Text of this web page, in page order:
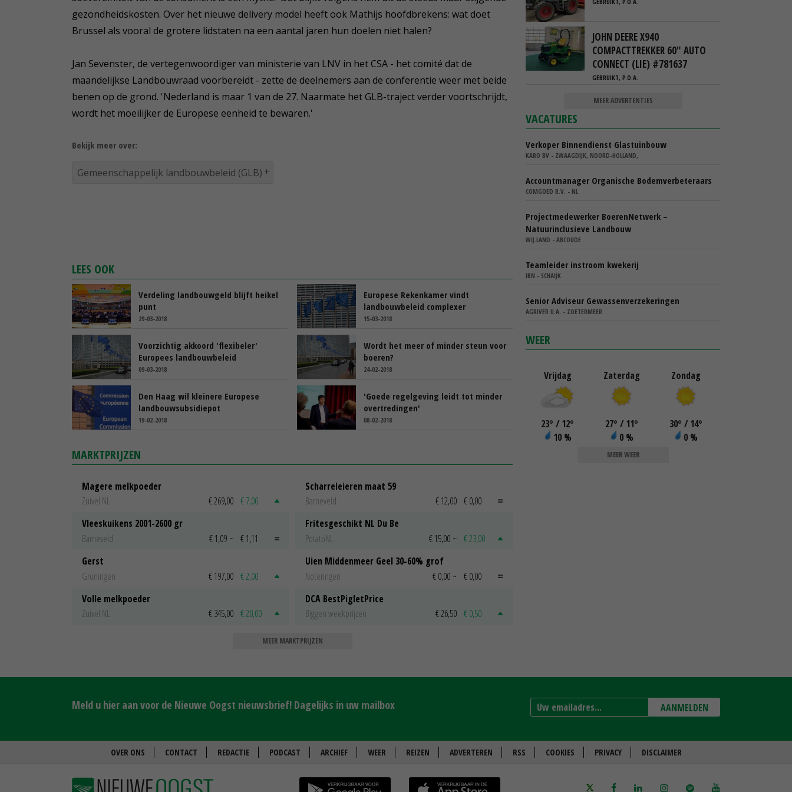
gezondheidskosten. Over het nieuwe delivery model heeft ook Mathijs hoofdbrekens: wat doet
Brussel als vooral de grotere lidstaten na een aantal jaren hun doelen niet halen?
Jan Sevenster, de vertegenwoordiger van ministerie van LNV in het CSA - het comité dat de
maandelijkse Landbouwraad voorbereidt - zette de deelnemers aan de conferentie weer met beide
benen op de grond. 'Nederland is maar 1 van de 27. Naarmate het GLB-traject verder voortschrijdt,
wordt het moeilijker de Europese eenheid te bewaren.'
Bekijk meer over:
Gemeenschappelijk landbouwbeleid (GLB)
LEES OOK
Verdeling landbouwgeld blijft heikel
punt
29-03-2018
Europese Rekenkamer vindt
landbouwbeleid complexer
15-03-2018
Voorzichtig akkoord 'flexibeler'
Europees landbouwbeleid
09-03-2018
Wordt het meer of minder steun voor
boeren?
24-02-2018
Den Haag wil kleinere Europese
landbouwsubsidiepot
19-02-2018
'Goede regelgeving leidt tot minder
overtredingen'
08-02-2018
MARKTPRIJZEN
Magere melkpoeder
Zuivel NL
€ 269,00 € 7,00
Vleeskuikens 2001-2600 gr
Barneveld
€ 1,09 ~ € 1,11
Gerst
Groningen
€ 197,00 € 2,00
Volle melkpoeder
Zuivel NL
€ 345,00 € 20,00
Scharreleieren maat 59
Barneveld
€ 12,00 € 0,00
Fritesgeschikt NL Du Be
PotatoNL
€ 15,00 ~ € 23,00
Uien Middenmeer Geel 30-60% grof
Noteringen
€ 0,00 ~ € 0,00
DCA BestPigletPrice
Biggen weekprijzen
€ 26,50 € 0,50
MEER MARKTPRIJZEN
JOHN DEERE X940
COMPACTTREKKER 60" AUTO
CONNECT (LIE) #781637
GEBRUIKT, P.O.A.
MEER ADVERTENTIES
VACATURES
Verkoper Binnendienst Glastuinbouw
KARO BV - ZWAAGDIJK, NOORD-HOLLAND,
Accountmanager Organische Bodemverbeteraars
COMGOED B.V. - NL
Projectmedewerker BoerenNetwerk –
Natuurinclusieve Landbouw
WIJ.LAND - ABCOUDE
Teamleider instroom kwekerij
IBN - SCHAIJK
Senior Adviseur Gewassenverzekeringen
AGRIVER U.A. - ZOETERMEER
WEER
Vrijdag
23° / 12°
10 %
Zaterdag
27° / 11°
0 %
Zondag
30° / 14°
0 %
MEER WEER
Meld u hier aan voor de Nieuwe Oogst nieuwsbrief! Dagelijks in uw mailbox AANMELDEN
OVER ONS CONTACT REDACTIE PODCAST ARCHIEF WEER REIZEN ADVERTEREN RSS COOKIES PRIVACY DISCLAIMER